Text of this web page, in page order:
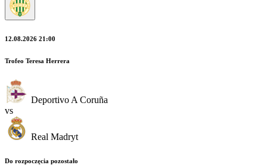
12.08.2026 21:00
Trofeo Teresa Herrera
Deportivo A Coruña
vs
Real Madryt
Do rozpoczęcia pozostało